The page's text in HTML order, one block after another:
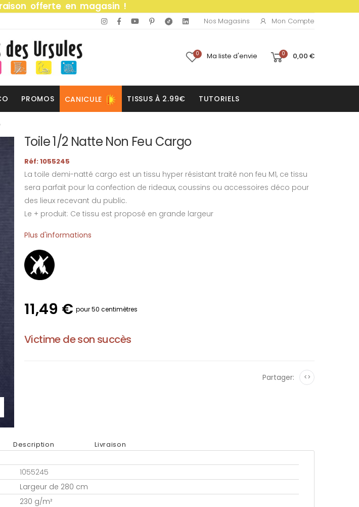
offerte en magasin !
Nos Magasins Mon Compte
0 Ma liste d'envie 0 0,00 €
PROMOS CANICULE TISSUS À 2.99€ TUTORIELS
Toile 1/2 Natte Non Feu Cargo
Réf: 1055245
La toile demi-natté cargo est un tissu hyper résistant traité non feu M1, ce tissu
sera parfait pour la confection de rideaux, coussins ou accessoires déco pour
des lieux recevant du public.
Le + produit: Ce tissu est proposé en grande largeur
Plus d'informations
11,49 € pour 50 centimètres
Victime de son succès
Partager: <>
Description Livraison
1055245
Largeur de 280 cm
230 g/m²